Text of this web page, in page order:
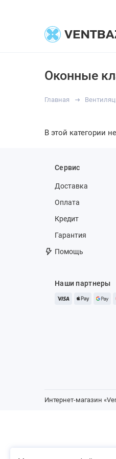
Оконные
Главная
В этой категории
Сервис
Доставка
Оплата
Кредит
Гарантия
Помощь
Наши партнеры
Интернет-магазин